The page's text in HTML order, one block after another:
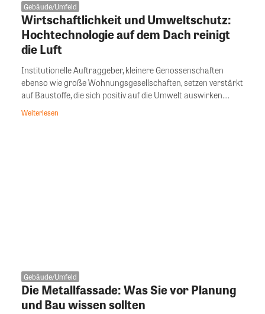
Gebäude/Umfeld
Wirtschaftlichkeit und Umweltschutz:
Hochtechnologie auf dem Dach reinigt
die Luft
Institutionelle Auftraggeber, kleinere Genossenschaften
ebenso wie große Wohnungsgesellschaften, setzen verstärkt
auf Baustoffe, die sich positiv auf die Umwelt auswirken....
Weiterlesen
Gebäude/Umfeld
Die Metallfassade: Was Sie vor Planung
und Bau wissen sollten